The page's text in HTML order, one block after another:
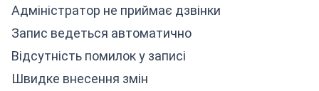
Адміністратор не приймає дзвінки
Запис ведеться автоматично
Відсутність помилок у записі
Швидке внесення змін